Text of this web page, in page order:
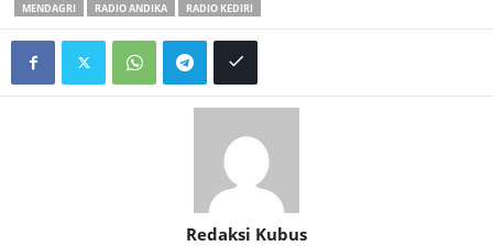
MENDAGRI RADIO ANDIKA RADIO KEDIRI
Redaksi Kubus